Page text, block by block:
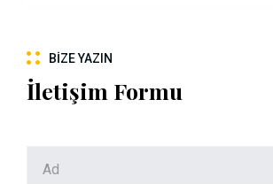
BIZE YAZIN
İletişim Formu